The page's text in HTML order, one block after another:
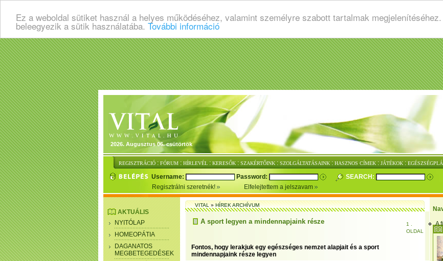
Ez a weboldal sütiket használ a helyes működéséhez, valamint személyre szabott tartalmak
beleegyezik a sütik használatába. További információ
2026. Augusztus 06. csütörtök
REGISZTRÁCIÓ : FÓRUM : HÍRLEVÉL : KERESŐK : SZAKÉRTŐINK : SZOLGÁLTATÁSAINK : HASZNOS CÍMEK : JÁTÉKOK :
Username: Password:
SEARCH:
Regisztrálni szeretnék!
Elfelejtettem a jelszavam
A
AKTUÁLIS
NYITÓLAP
HOMEOPÁTIA
DAGANATOS
MEGBETEGEDÉSEK
VITAL»HÍREK ARCHÍVUM
A sport legyen a mindennapjaink része
1 .
OLDAL
Fontos, hogy lerakjuk egy egészséges nemzet alapjait és a sport
mindennapjaink része legyen